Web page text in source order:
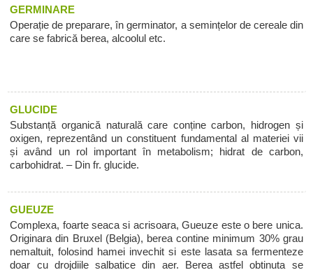
GERMINARE
Operație de preparare, în germinator, a semințelor de cereale din
care se fabrică berea, alcoolul etc.
GLUCIDE
Substanță organică naturală care conține carbon, hidrogen și
oxigen, reprezentând un constituent fundamental al materiei vii
și având un rol important în metabolism; hidrat de carbon,
carbohidrat. – Din fr. glucide.
GUEUZE
Complexa, foarte seaca si acrisoara, Gueuze este o bere unica.
Originara din Bruxel (Belgia), berea contine minimum 30% grau
nemaltuit, folosind hamei invechit si este lasata sa fermenteze
doar cu drojdiile salbatice din aer. Berea astfel obtinuta se